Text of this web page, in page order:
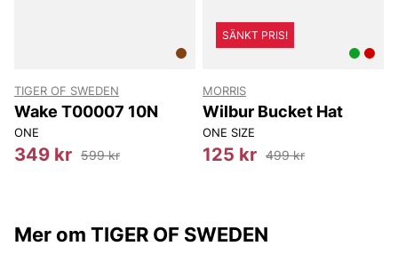
TIGER OF SWEDEN
Wake T00007 10N
ONE
349 kr 599 kr
SÄNKT PRIS!
MORRIS
Wilbur Bucket Hat
ONE SIZE
125 kr 499 kr
Mer om TIGER OF SWEDEN